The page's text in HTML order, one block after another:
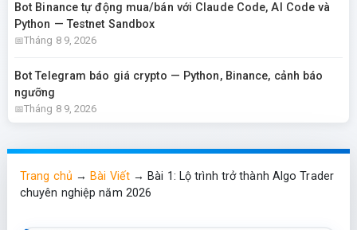
Bot Binance tự động mua/bán với Claude Code, AI Code và
Python — Testnet Sandbox
Tháng 8 9, 2026
Bot Telegram báo giá crypto — Python, Binance, cảnh báo
ngưỡng
Tháng 8 9, 2026
Trang chủ →Bài Viết→Bài 1: Lộ trình trở thành Algo Trader
chuyên nghiệp năm 2026